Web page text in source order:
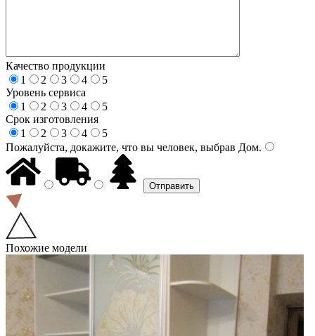
Качество продукции
1
2 3 4
5
Уровень сервиса
1
2 3 4
5
Срок изготовления
1
2 3 4
5
Пожалуйста, докажите, что вы человек, выбрав Дом.
Похожие модели